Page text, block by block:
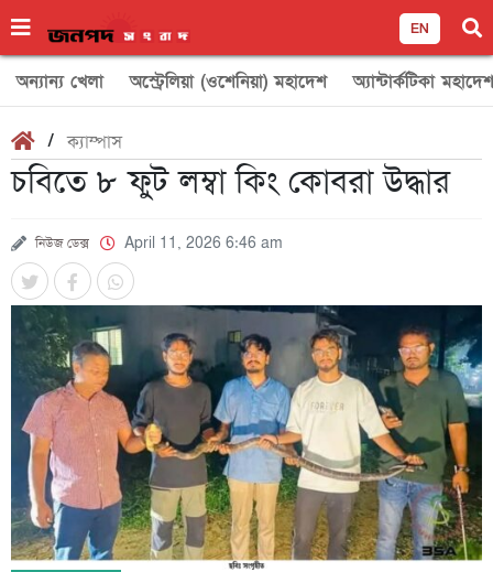
EN
অন্যান্য খেলা অস্ট্রেলিয়া (ওশেনিয়া) মহাদেশ অ্যান্টার্কটিকা মহাদেশ
/ক্যাম্পাস
চবিতে ৮ ফুট লম্বা কিং কোবরা উদ্ধার
নিউজ ডেক্স April 11, 2026 6:46 am